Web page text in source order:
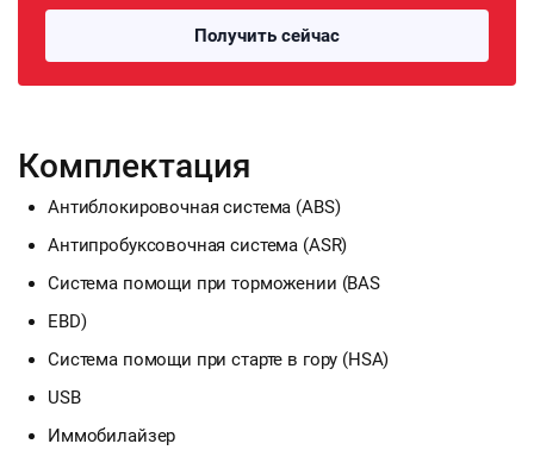
Получить сейчас
Комплектация
Антиблокировочная система (ABS)
Антипробуксовочная система (ASR)
Система помощи при торможении (BAS
EBD)
Система помощи при старте в гору (HSA)
USB
Иммобилайзер